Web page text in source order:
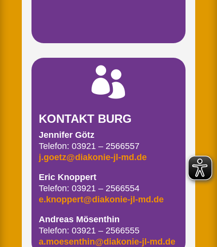

KONTAKT BURG
Jennifer Götz
Telefon: 03921 – 2566557
j.goetz@diakonie-jl-md.de
Eric Knoppert
Telefon: 03921 – 2566554
e.knoppert@diakonie-jl-md.de
Andreas Mösenthin
Telefon: 03921 – 2566555
a.moesenthin@diakonie-jl-md.de